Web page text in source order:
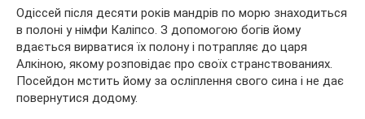
Одіссей після десяти років мандрів по морю знаходиться
в полоні у німфи Каліпсо. З допомогою богів йому
вдається вирватися їх полону і потрапляє до царя
Алкіною, якому розповідає про своїх странствованиях.
Посейдон мстить йому за осліплення свого сина і не дає
повернутися додому.